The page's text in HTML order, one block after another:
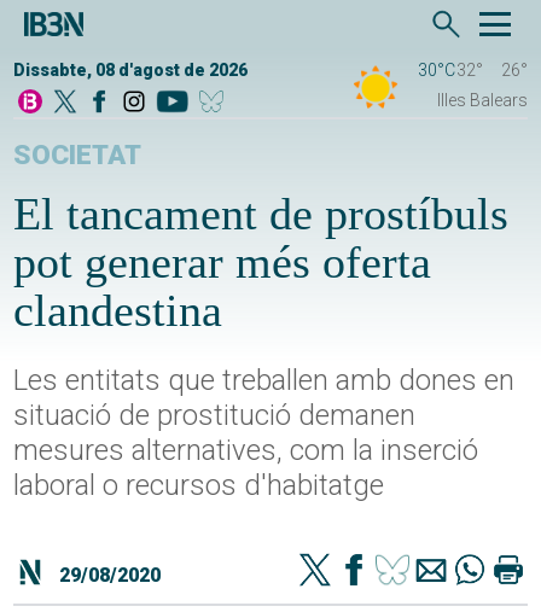
Dissabte, 08 d'agost de 2026 30°C32°
26°
Illes Balears
SOCIETAT
El tancament de prostíbuls
pot generar més oferta
clandestina
Les entitats que treballen amb dones en
situació de prostitució demanen
mesures alternatives, com la inserció
laboral o recursos d'habitatge
29/08/2020